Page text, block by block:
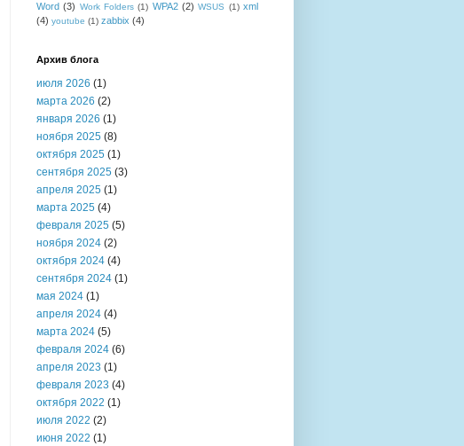
Word (3) Work Folders (1) WPA2 (2) WSUS (1) xml
(4) youtube (1) zabbix (4)
Архив блога
июля 2026 (1)
марта 2026 (2)
января 2026 (1)
ноября 2025 (8)
октября 2025 (1)
сентября 2025 (3)
апреля 2025 (1)
марта 2025 (4)
февраля 2025 (5)
ноября 2024 (2)
октября 2024 (4)
сентября 2024 (1)
мая 2024 (1)
апреля 2024 (4)
марта 2024 (5)
февраля 2024 (6)
апреля 2023 (1)
февраля 2023 (4)
октября 2022 (1)
июля 2022 (2)
июня 2022 (1)